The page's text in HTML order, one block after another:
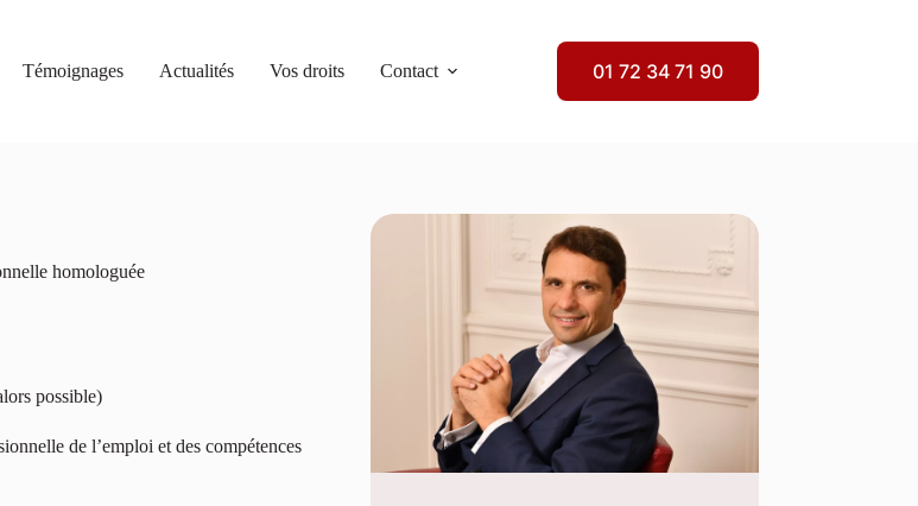
Témoignages Actualités Vos droits Contact 01 72 34 71 90
homologuée
possible)
de l’emploi et des compétences